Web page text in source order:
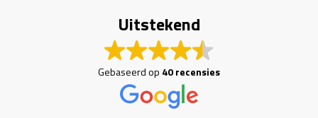
Uitstekend
Gebaseerd op 40 recensies